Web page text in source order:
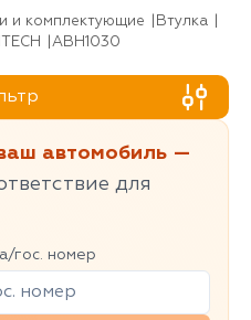
и комплектующие
Втулка
ABH1030
автомобиль —
для
гос. номер